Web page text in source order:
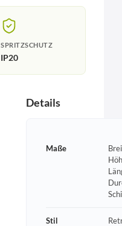
SPRITZSCHUTZ
IP20
Details
Maße
Stil